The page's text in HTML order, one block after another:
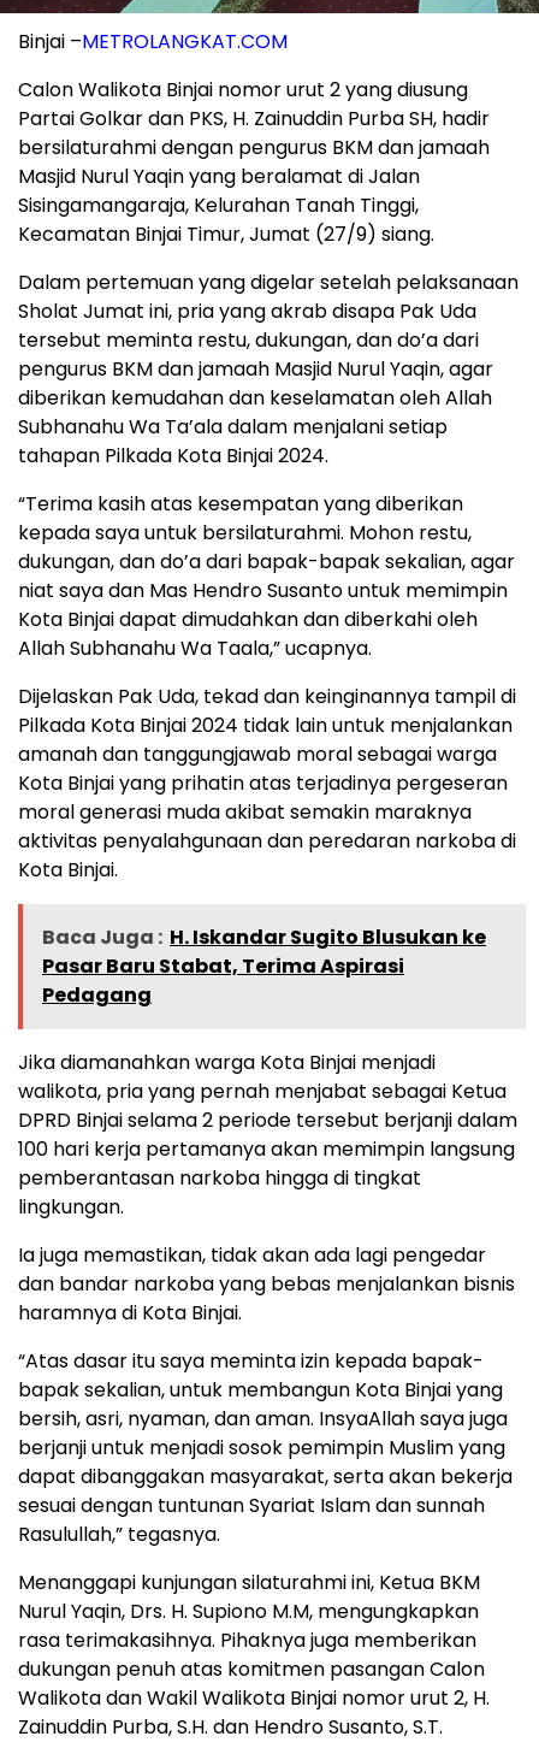
Binjai –METROLANGKAT.COM
Calon Walikota Binjai nomor urut 2 yang diusung
Partai Golkar dan PKS, H. Zainuddin Purba SH, hadir
bersilaturahmi dengan pengurus BKM dan jamaah
Masjid Nurul Yaqin yang beralamat di Jalan
Sisingamangaraja, Kelurahan Tanah Tinggi,
Kecamatan Binjai Timur, Jumat (27/9) siang.
Dalam pertemuan yang digelar setelah pelaksanaan
Sholat Jumat ini, pria yang akrab disapa Pak Uda
tersebut meminta restu, dukungan, dan do’a dari
pengurus BKM dan jamaah Masjid Nurul Yaqin, agar
diberikan kemudahan dan keselamatan oleh Allah
Subhanahu Wa Ta’ala dalam menjalani setiap
tahapan Pilkada Kota Binjai 2024.
“Terima kasih atas kesempatan yang diberikan
kepada saya untuk bersilaturahmi. Mohon restu,
dukungan, dan do’a dari bapak-bapak sekalian, agar
niat saya dan Mas Hendro Susanto untuk memimpin
Kota Binjai dapat dimudahkan dan diberkahi oleh
Allah Subhanahu Wa Taala,” ucapnya.
Dijelaskan Pak Uda, tekad dan keinginannya tampil di
Pilkada Kota Binjai 2024 tidak lain untuk menjalankan
amanah dan tanggungjawab moral sebagai warga
Kota Binjai yang prihatin atas terjadinya pergeseran
moral generasi muda akibat semakin maraknya
aktivitas penyalahgunaan dan peredaran narkoba di
Kota Binjai.
Baca Juga : H. Iskandar Sugito Blusukan ke
Pasar Baru Stabat, Terima Aspirasi
Pedagang
Jika diamanahkan warga Kota Binjai menjadi
walikota, pria yang pernah menjabat sebagai Ketua
DPRD Binjai selama 2 periode tersebut berjanji dalam
100 hari kerja pertamanya akan memimpin langsung
pemberantasan narkoba hingga di tingkat
lingkungan.
Ia juga memastikan, tidak akan ada lagi pengedar
dan bandar narkoba yang bebas menjalankan bisnis
haramnya di Kota Binjai.
“Atas dasar itu saya meminta izin kepada bapak-
bapak sekalian, untuk membangun Kota Binjai yang
bersih, asri, nyaman, dan aman. InsyaAllah saya juga
berjanji untuk menjadi sosok pemimpin Muslim yang
dapat dibanggakan masyarakat, serta akan bekerja
sesuai dengan tuntunan Syariat Islam dan sunnah
Rasulullah,” tegasnya.
Menanggapi kunjungan silaturahmi ini, Ketua BKM
Nurul Yaqin, Drs. H. Supiono M.M, mengungkapkan
rasa terimakasihnya. Pihaknya juga memberikan
dukungan penuh atas komitmen pasangan Calon
Walikota dan Wakil Walikota Binjai nomor urut 2, H.
Zainuddin Purba, S.H. dan Hendro Susanto, S.T.